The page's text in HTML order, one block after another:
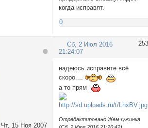
когда исправят.
0
253
Сб, 2 Июл 2016
21:24:07
15 Ноя 2007
надеюсь исправите всё
скоро....
а то прям
Отредактировано Жемчужинка